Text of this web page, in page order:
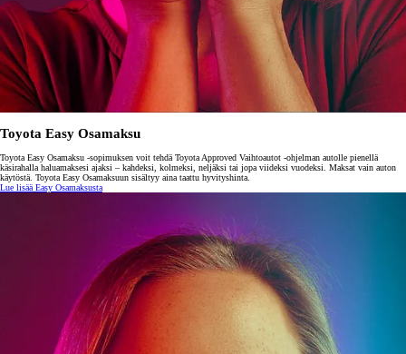
Toyota Easy Osamaksu
Toyota Easy Osamaksu -sopimuksen voit tehdä Toyota Approved Vaihtoautot -ohjelman autolle pienellä
käsirahalla haluamaksesi ajaksi – kahdeksi, kolmeksi, neljäksi tai jopa viideksi vuodeksi. Maksat vain auton
käytöstä. Toyota Easy Osamaksuun sisältyy aina taattu hyvityshinta.
Lue lisää Easy Osamaksusta